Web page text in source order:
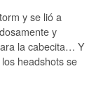
y se lió a
y
la cabecita… Y
headshots se